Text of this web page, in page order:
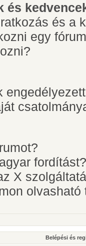
és
és a
egy
fordítást?
X
Belépési és